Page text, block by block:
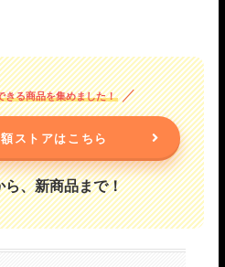
きる商品を集めました！
ストアはこちら
ら、新商品まで！